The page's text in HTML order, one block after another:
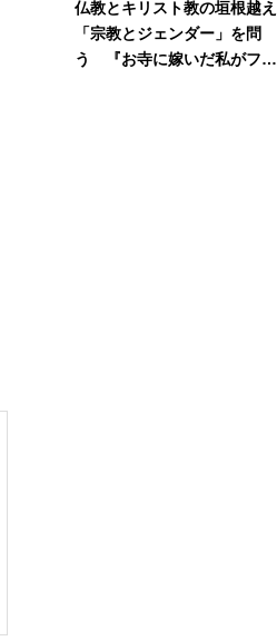
仏教とキリスト教の垣根越え
「宗教とジェンダー」を問
う 『お寺に嫁いだ私がフェ